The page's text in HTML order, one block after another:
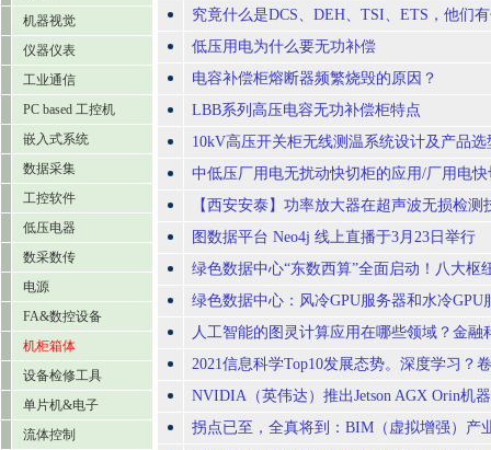
机器视觉
仪器仪表
工业通信
PC based 工控机
嵌入式系统
数据采集
工控软件
低压电器
数采数传
电源
FA&数控设备
机柜箱体
设备检修工具
单片机&电子
流体控制
究竟什么是DCS、DEH、TSI、ETS，他们
低压用电为什么要无功补偿
电容补偿柜熔断器频繁烧毁的原因？
LBB系列高压电容无功补偿柜特点
10kV高压开关柜无线测温系统设计及产品选
中低压厂用电无扰动快切柜的应用/厂用电
【西安安泰】功率放大器在超声波无损检测
图数据平台 Neo4j 线上直播于3月23日举行
绿色数据中心“东数西算”全面启动！八大
绿色数据中心：风冷GPU服务器和水冷GPU
人工智能的图灵计算应用在哪些领域？金融
2021信息科学Top10发展态势。深度学习？
NVIDIA（英伟达）推出Jetson AGX Orin机
拐点已至，全真将到：BIM（虚拟增强）产